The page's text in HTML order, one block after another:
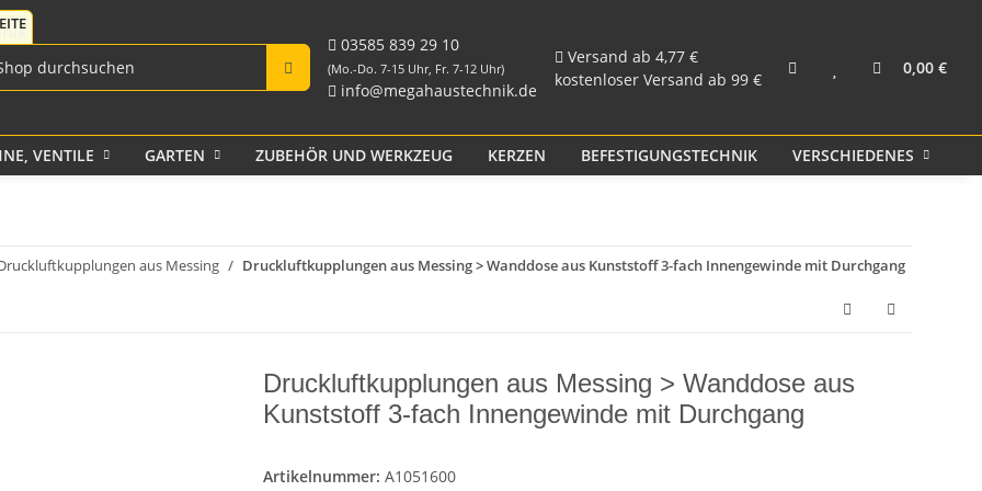
03585 839 29 10
(Mo.-Do. 7-15 Uhr, Fr. 7-12 Uhr)
info@megahaustechnik.de
Versand ab 4,77 €
kostenloser Versand ab 99 €
0,00 €
VENTILE GARTEN ZUBEHÖR UND WERKZEUG KERZEN BEFESTIGUNGSTECHNIK VERSCHIEDENES
aus Messing Druckluftkupplungen aus Messing > Wanddose aus Kunststoff 3-fach Innengewinde mit Durchgang
Druckluftkupplungen aus Messing > Wanddose aus
Kunststoff 3-fach Innengewinde mit Durchgang
Artikelnummer: A1051600